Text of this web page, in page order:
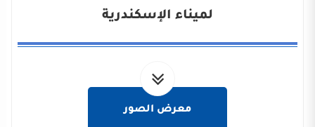
لميناء الإسكندرية
معرض الصور